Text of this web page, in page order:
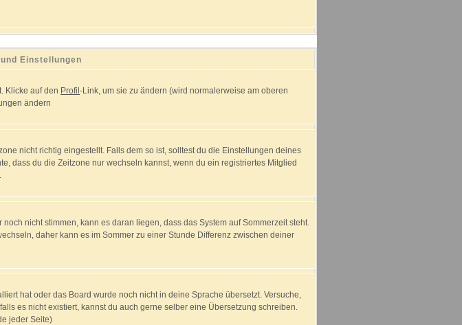
Einstellungen
Klicke auf den Profil -Link, um sie zu ändern (wird normalerweise am oberen
ändern
nicht richtig eingestellt. Falls dem so ist, solltest du die Einstellungen deines
dass du die Zeitzone nur wechseln kannst, wenn du ein registriertes Mitglied
nicht stimmen, kann es daran liegen, dass das System auf Sommerzeit steht.
daher kann es im Sommer zu einer Stunde Differenz zwischen deiner
hat oder das Board wurde noch nicht in deine Sprache übersetzt. Versuche,
es nicht existiert, kannst du auch gerne selber eine Übersetzung schreiben.
jeder Seite)